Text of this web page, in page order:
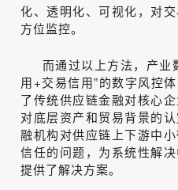
化、透明化、可视化，对
方位监控。
而通过以上方法，产业
用+交易信用”的数字风控
了传统供应链金融对核心
对底层资产和贸易背景的
融机构对供应链上下游中
信任的问题，为系统性解
提供了解决方案。